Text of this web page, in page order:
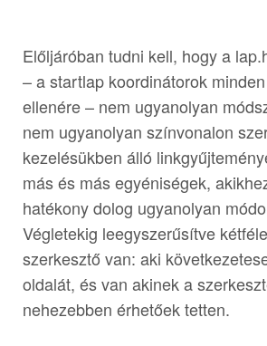
Előljáróban tudni kell, hogy a
– a startlap koordinátorok
ellenére – nem ugyanolyan
nem ugyanolyan színvonalon
kezelésükben álló
más és más egyéniségek,
hatékony dolog ugyanolyan
Végletekig leegyszerűsítve
szerkesztő van: aki
oldalát, és van akinek a
nehezebben érhetőek tetten.